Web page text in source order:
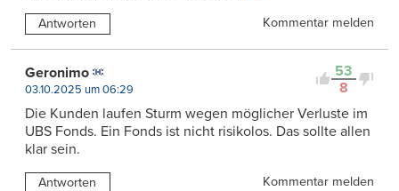
Antworten Kommentar melden
53
8
Geronimo
03.10.2025 um 06:29
Die Kunden laufen Sturm wegen möglicher Verluste im
UBS Fonds. Ein Fonds ist nicht risikolos. Das sollte allen
klar sein.
Antworten
Kommentar melden